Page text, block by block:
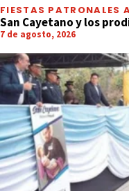
FIESTAS PATRONALES
San Cayetano y los
7 de agosto, 2026